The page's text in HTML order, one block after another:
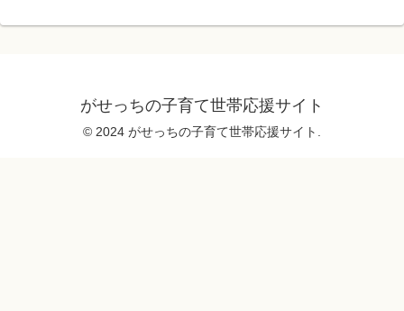
がせっちの子育て世帯応援サイト
© 2024 がせっちの子育て世帯応援サイト.